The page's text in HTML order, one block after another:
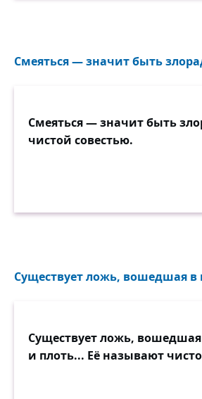
Смеяться — значит быть
Смеяться — значит быть
чистой совестью.
Существует ложь, вошедшая в
Существует ложь,
и плоть... Её называют